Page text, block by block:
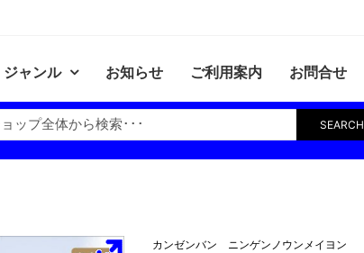
ジャンル お知らせ ご利用案内 お問合せ
SEARCH
カンゼンバン ニンゲンノウンメイヨン